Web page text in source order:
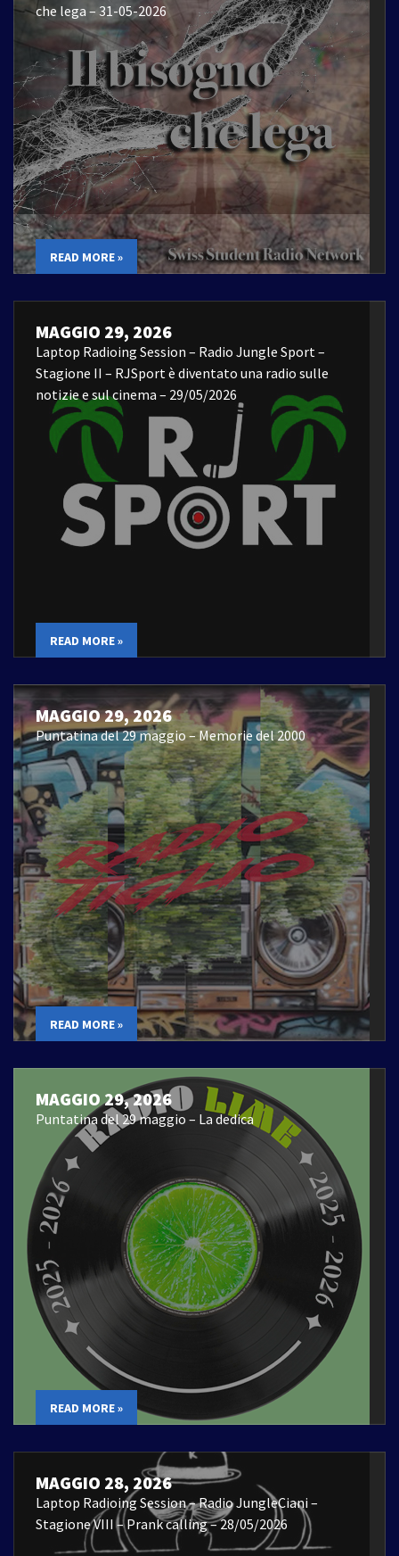
che lega – 31-05-2026
READ MORE »
MAGGIO 29, 2026
Laptop Radioing Session – Radio Jungle Sport –
Stagione II – RJSport è diventato una radio sulle
notizie e sul cinema – 29/05/2026
READ MORE »
MAGGIO 29, 2026
Puntatina del 29 maggio – Memorie del 2000
READ MORE »
MAGGIO 29, 2026
Puntatina del 29 maggio – La dedica
READ MORE »
MAGGIO 28, 2026
Laptop Radioing Session – Radio JungleCiani –
Stagione VIII – Prank calling – 28/05/2026